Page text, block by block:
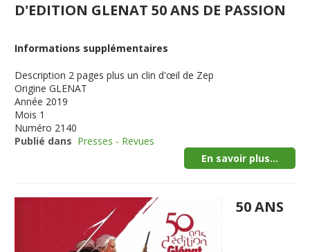
D'EDITION GLENAT 50 ANS DE PASSION
Informations supplémentaires
Description 2 pages plus un clin d'œil de Zep
Origine GLENAT
Année 2019
Mois 1
Numéro 2140
Publié dans Presses - Revues
En savoir plus...
50 ANS